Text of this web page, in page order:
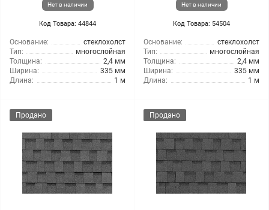
Нет в наличии
Код Товара: 44844
Основание:
стеклохолст
Тип:
многослойная
Толщина:
2,4 мм
Ширина:
335 мм
Длина:
1 м
Нет в наличии
Код Товара: 54504
Основание:
стеклохолст
Тип:
многослойная
Толщина:
2,4 мм
Ширина:
335 мм
Длина:
1 м
Продано Продано